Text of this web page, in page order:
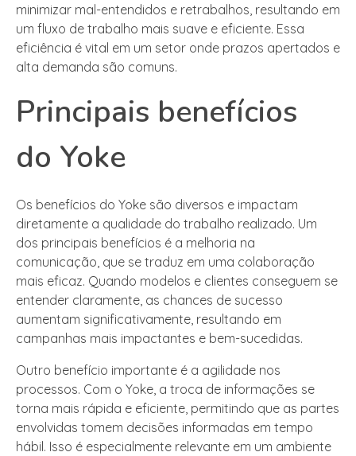
minimizar mal-entendidos e retrabalhos, resultando em
um fluxo de trabalho mais suave e eficiente. Essa
eficiência é vital em um setor onde prazos apertados e
alta demanda são comuns.
Principais benefícios
do Yoke
Os benefícios do Yoke são diversos e impactam
diretamente a qualidade do trabalho realizado. Um
dos principais benefícios é a melhoria na
comunicação, que se traduz em uma colaboração
mais eficaz. Quando modelos e clientes conseguem se
entender claramente, as chances de sucesso
aumentam significativamente, resultando em
campanhas mais impactantes e bem-sucedidas.
Outro benefício importante é a agilidade nos
processos. Com o Yoke, a troca de informações se
torna mais rápida e eficiente, permitindo que as partes
envolvidas tomem decisões informadas em tempo
hábil. Isso é especialmente relevante em um ambiente